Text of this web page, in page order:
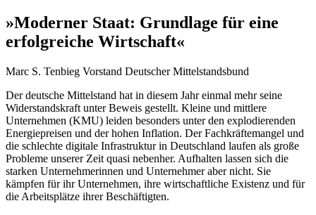
»Moderner Staat: Grundlage für eine
erfolgreiche Wirtschaft«
Marc S. Tenbieg Vorstand Deutscher Mittelstandsbund
Der deutsche Mittelstand hat in diesem Jahr einmal mehr seine
Widerstandskraft unter Beweis gestellt. Kleine und mittlere
Unternehmen (KMU) leiden besonders unter den explodierenden
Energiepreisen und der hohen Inflation. Der Fachkräftemangel und
die schlechte digitale Infrastruktur in Deutschland laufen als große
Probleme unserer Zeit quasi nebenher. Aufhalten lassen sich die
starken Unternehmerinnen und Unternehmer aber nicht. Sie
kämpfen für ihr Unternehmen, ihre wirtschaftliche Existenz und für
die Arbeitsplätze ihrer Beschäftigten.